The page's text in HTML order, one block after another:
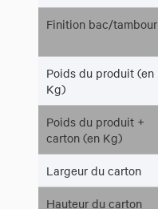
Finition bac/tambour
Poids du produit (en
Kg)
Poids du produit +
carton (en Kg)
Largeur du carton
Hauteur du carton